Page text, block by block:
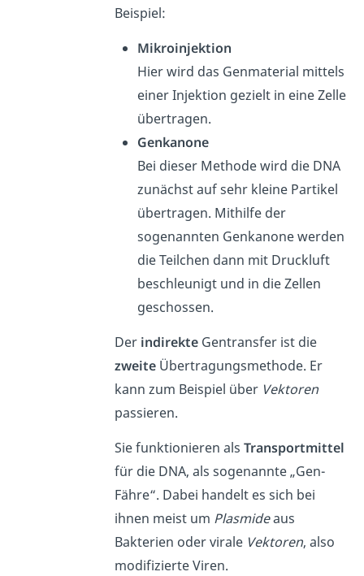
Beispiel:
Mikroinjektion
Hier wird das Genmaterial mittels
einer Injektion gezielt in eine Zelle
übertragen.
Genkanone
Bei dieser Methode wird die DNA
zunächst auf sehr kleine Partikel
übertragen. Mithilfe der
sogenannten Genkanone werden
die Teilchen dann mit Druckluft
beschleunigt und in die Zellen
geschossen.
Der indirekte Gentransfer ist die
zweite Übertragungsmethode. Er
kann zum Beispiel über Vektoren
passieren.
Sie funktionieren alsTransportmittel
für die DNA, als sogenannte „Gen-
Fähre“. Dabei handelt es sich bei
ihnen meist um Plasmideaus
Bakterien oder virale Vektoren, also
modifizierte Viren.